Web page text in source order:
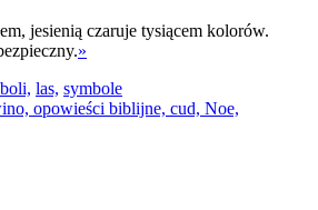
jesienią czaruje tysiącem kolorów.
»
las, symbole